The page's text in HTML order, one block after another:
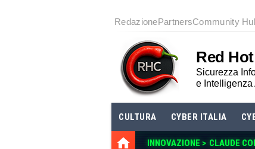
RedazionePartnersCommunity
Red
Sicurezza
e Intelligenza
CULTURA CYBER ITALIA
INNOVAZIONE > CLAUDE